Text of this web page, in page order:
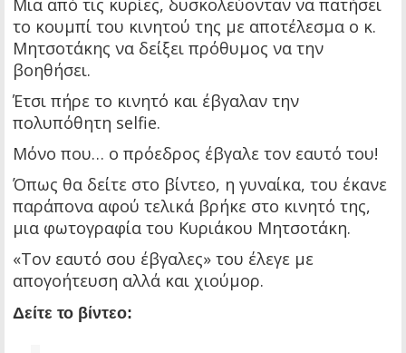
Μια από τις κυρίες, δυσκολεύονταν να πατήσει
το κουμπί του κινητού της με αποτέλεσμα ο κ.
Μητσοτάκης να δείξει πρόθυμος να την
βοηθήσει.
Έτσι πήρε το κινητό και έβγαλαν την
πολυπόθητη selfie.
Μόνο που… ο πρόεδρος έβγαλε τον εαυτό του!
Όπως θα δείτε στο βίντεο, η γυναίκα, του έκανε
παράπονα αφού τελικά βρήκε στο κινητό της,
μια φωτογραφία του Κυριάκου Μητσοτάκη.
«Τον εαυτό σου έβγαλες» του έλεγε με
απογοήτευση αλλά και χιούμορ.
Δείτε το βίντεο: